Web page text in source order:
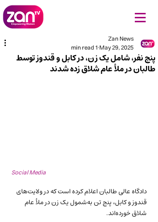
پنج نفر، شامل یک زن، در کابل و قندوز توسط
طالبان در ملأ عام شلاق زده شدند
Zan News
May 29, 2025
1 min read
Social Media
دادگاه عالی طالبان اعلام کرده است که در ولایت‌های
قندوز و کابل، پنج تن به‌شمول یک زن در ملأ عام
شلاق خورده‌اند.